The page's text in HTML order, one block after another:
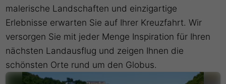
malerische Landschaften und einzigartige
Erlebnisse erwarten Sie auf Ihrer Kreuzfahrt. Wir
versorgen Sie mit jeder Menge Inspiration für Ihren
nächsten Landausflug und zeigen Ihnen die
schönsten Orte rund um den Globus.